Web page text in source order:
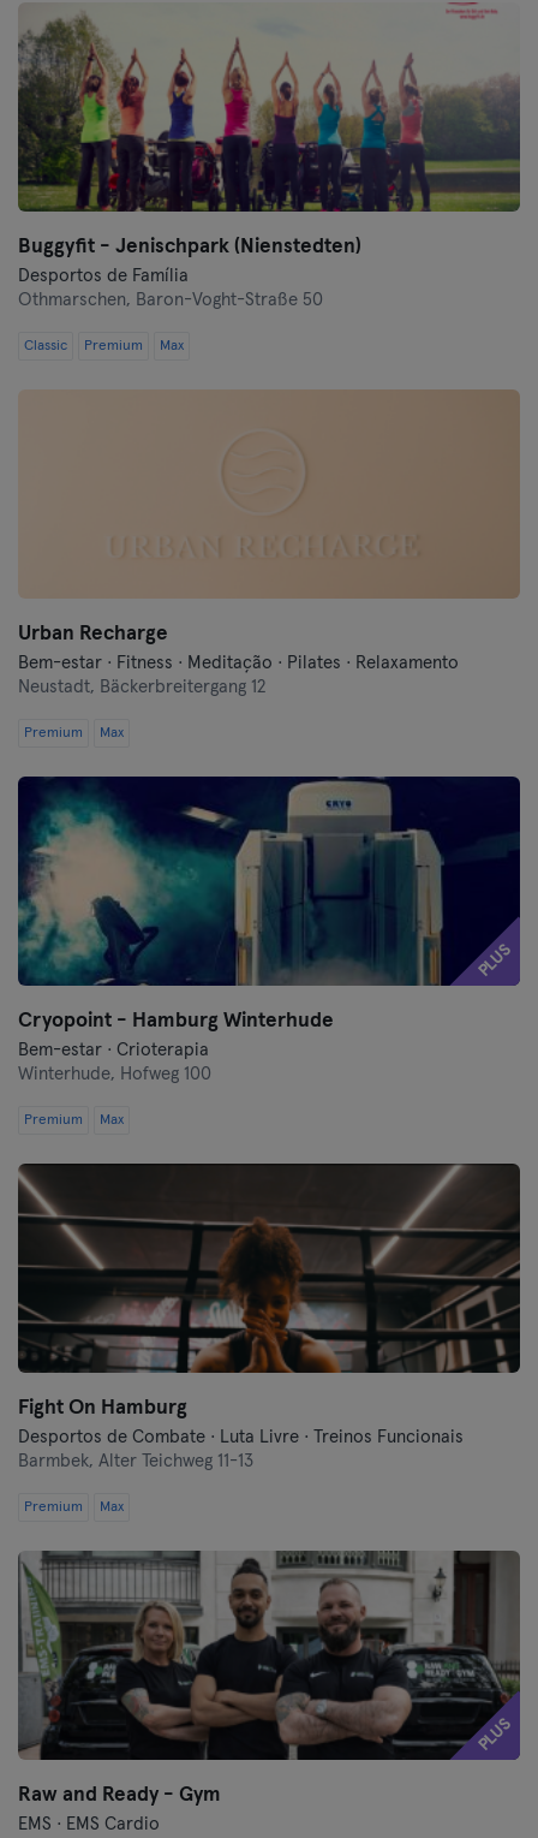
Buggyfit - Jenischpark (Nienstedten)
Desportos de Família
Othmarschen, Baron-Voght-Straße 50
Classic Premium Max
Urban Recharge
Bem-estar · Fitness · Meditação · Pilates · Relaxamento
Neustadt, Bäckerbreitergang 12
Premium Max
PLUS
Cryopoint - Hamburg Winterhude
Bem-estar · Crioterapia
Winterhude, Hofweg 100
Premium Max
Fight On Hamburg
Desportos de Combate · Luta Livre · Treinos Funcionais
Barmbek, Alter Teichweg 11-13
Premium Max
PLUS
Raw and Ready - Gym
EMS · EMS Cardio